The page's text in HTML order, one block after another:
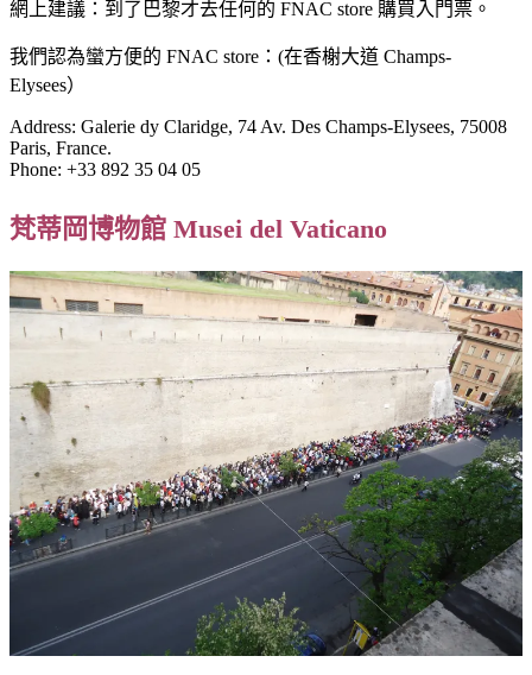
網上建議：到了巴黎才去任何的 FNAC store 購買入門票。
我們認為蠻方便的 FNAC store：(在香榭大道 Champs-
Elysees）
Address: Galerie dy Claridge, 74 Av. Des Champs-Elysees, 75008
Paris, France.
Phone: +33 892 35 04 05
梵蒂岡博物館 Musei del Vaticano